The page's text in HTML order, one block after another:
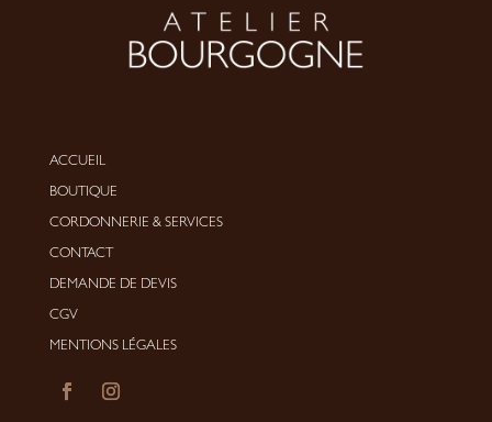
ACCUEIL
BOUTIQUE
CORDONNERIE & SERVICES
CONTACT
DEMANDE DE DEVIS
CGV
MENTIONS LÉGALES